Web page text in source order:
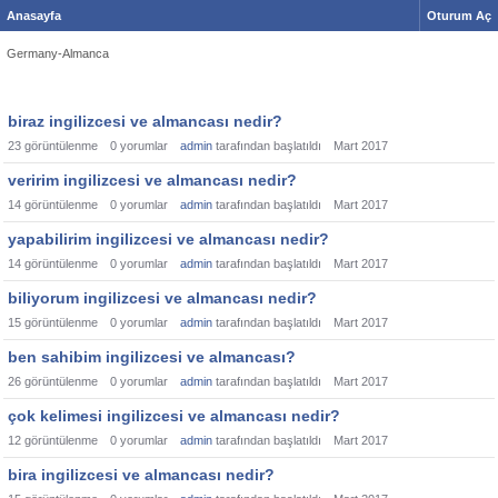
Anasayfa Oturum Aç
Germany-Almanca
biraz ingilizcesi ve almancası nedir?
23 görüntülenme 0 yorumlar admin tarafından başlatıldı Mart 2017
veririm ingilizcesi ve almancası nedir?
14 görüntülenme 0 yorumlar admin tarafından başlatıldı Mart 2017
yapabilirim ingilizcesi ve almancası nedir?
14 görüntülenme 0 yorumlar admin tarafından başlatıldı Mart 2017
biliyorum ingilizcesi ve almancası nedir?
15 görüntülenme 0 yorumlar admin tarafından başlatıldı Mart 2017
ben sahibim ingilizcesi ve almancası?
26 görüntülenme 0 yorumlar admin tarafından başlatıldı Mart 2017
çok kelimesi ingilizcesi ve almancası nedir?
12 görüntülenme 0 yorumlar admin tarafından başlatıldı Mart 2017
bira ingilizcesi ve almancası nedir?